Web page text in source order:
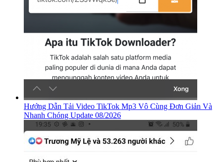
Hướng Dẫn Tải Video TikTok Mp3 Vô Cùng Đơn Giản Và
Nhanh Chóng Update 08/2026